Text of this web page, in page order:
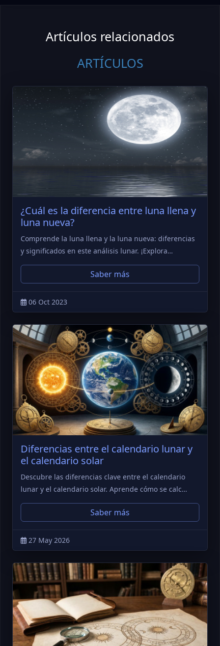
Artículos relacionados
ARTÍCULOS
¿Cuál es la diferencia entre luna llena y
luna nueva?
Comprende la luna llena y la luna nueva: diferencias
y significados en este análisis lunar. ¡Explora…
Saber más
06 Oct 2023
Diferencias entre el calendario lunar y
el calendario solar
Descubre las diferencias clave entre el calendario
lunar y el calendario solar. Aprende cómo se calc…
Saber más
27 May 2026